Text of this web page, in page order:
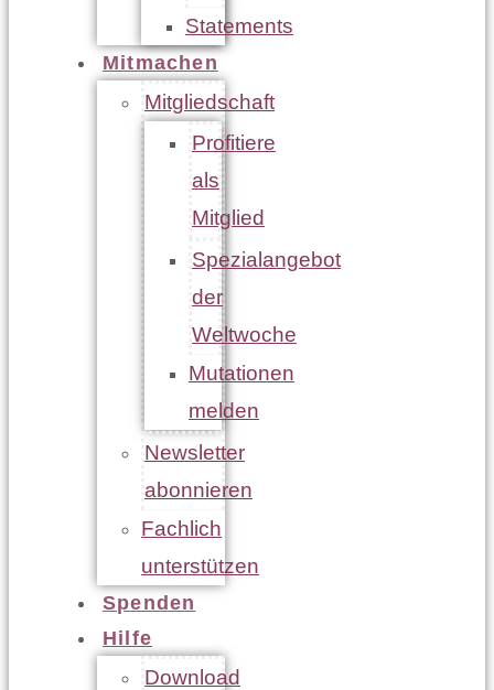
Statements
Mitmachen
Mitgliedschaft
Profitiere
als
Mitglied
Spezialangebot
der
Weltwoche
Mutationen
melden
Newsletter
abonnieren
Fachlich
unterstützen
Spenden
Hilfe
Download